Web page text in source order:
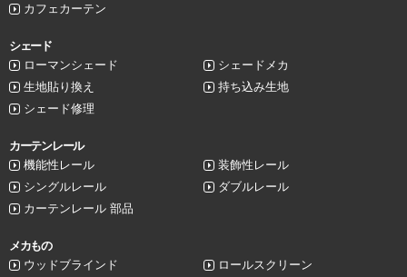
カフェカーテン
シェード
ローマンシェード
シェードメカ
生地貼り換え
持ち込み生地
シェード修理
カーテンレール
機能性レール
装飾性レール
シングルレール
ダブルレール
カーテンレール 部品
メカもの
ウッドブラインド
ロールスクリーン